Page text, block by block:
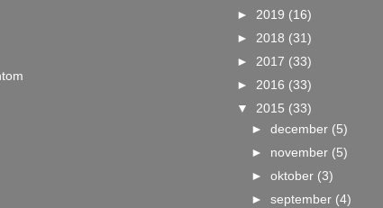
► 2019 (16)
► 2018 (31)
► 2017 (33)
► 2016 (33)
▼ 2015 (33)
►december (5)
► november (5)
►oktober (3)
►september (4)